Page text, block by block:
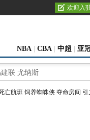
欢迎入
NBA CBA 中超 亚
亡航班 饲养蜘蛛侠 夺命房间 引